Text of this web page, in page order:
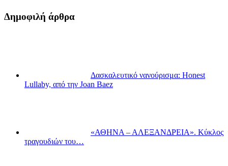
Δημοφιλή άρθρα
Δασκαλευτικό νανούρισμα: Honest
Lullaby, από την Joan Baez
«ΑΘΗΝΑ – ΑΛΕΞΑΝΔΡΕΙΑ». Κύκλος
τραγουδιών του…